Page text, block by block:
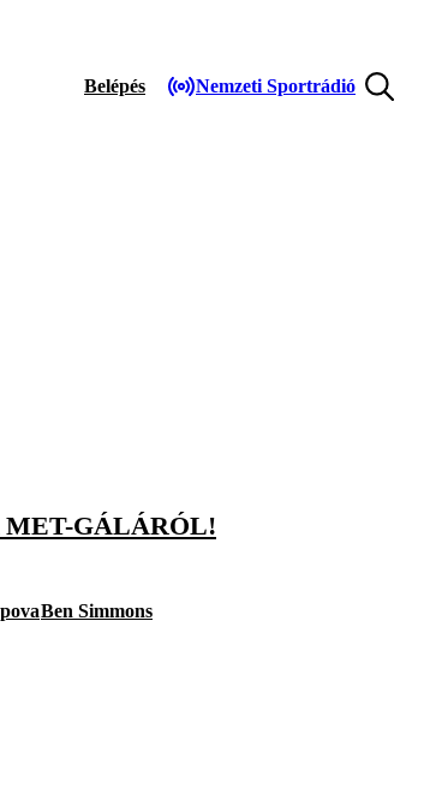
Belépés Nemzeti Sportrádió
MET-GÁLÁRÓL!
Ben Simmons